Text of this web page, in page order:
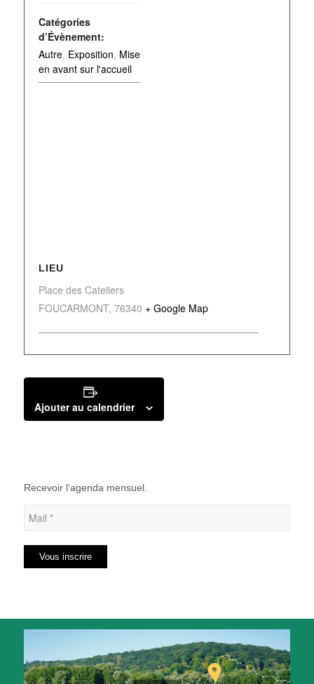
Catégories
d’Évènement:
Autre, Exposition, Mise
en avant sur l'accueil
LIEU
Place des Cateliers
FOUCARMONT, 76340 + Google Map
Ajouter au calendrier
Recevoir l’agenda mensuel.